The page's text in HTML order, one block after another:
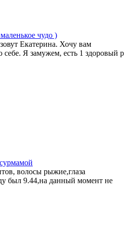
чудо )
Екатерина. Хочу вам
себе. Я замужем, есть 1 здоровый р
волосы рыжие,глаза
был 9.44,на данный момент не